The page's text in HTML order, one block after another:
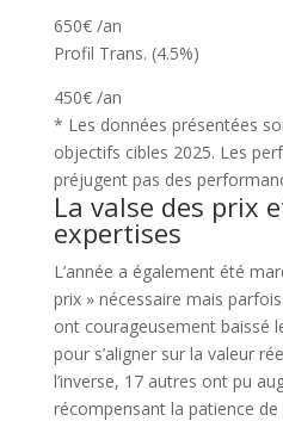
650€ /an
Profil Trans. (4.5%)
450€ /an
* Les données présentées
objectifs cibles 2025. Les
préjugent pas des
La valse des prix
expertises
L’année a également été
prix » nécessaire mais
ont courageusement baissé
pour s’aligner sur la valeur
l’inverse, 17 autres ont pu
récompensant la patience de